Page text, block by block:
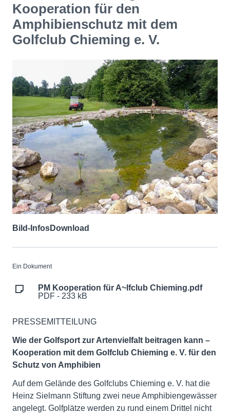
Kooperation für den
Amphibienschutz mit dem
Golfclub Chieming e. V.
Bild-InfosDownload
Ein Dokument
PM Kooperation für A~lfclub Chieming.pdf
PDF - 233 kB
PRESSEMITTEILUNG
Wie der Golfsport zur Artenvielfalt beitragen kann –
Kooperation mit dem Golfclub Chieming e. V. für den
Schutz von Amphibien
Auf dem Gelände des Golfclubs Chieming e. V. hat die
Heinz Sielmann Stiftung zwei neue Amphibiengewässer
angelegt. Golfplätze werden zu rund einem Drittel nicht